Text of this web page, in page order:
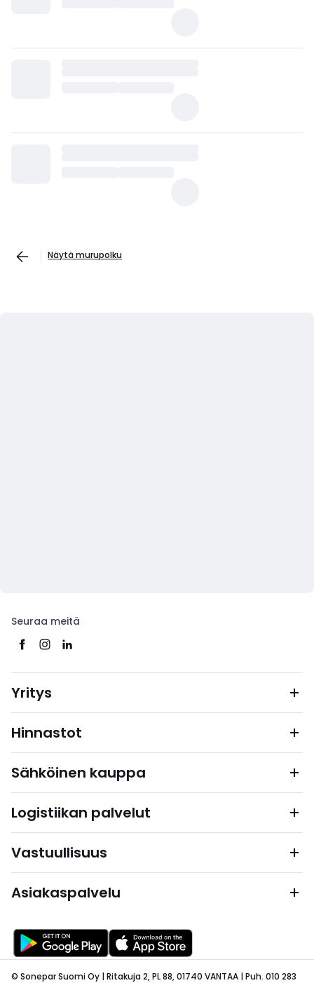
Näytä murupolku
Seuraa meitä
Yritys
Hinnastot
Sähköinen kauppa
Logistiikan palvelut
Vastuullisuus
Asiakaspalvelu
© Sonepar Suomi Oy | Ritakuja 2, PL 88, 01740 VANTAA | Puh. 010 283